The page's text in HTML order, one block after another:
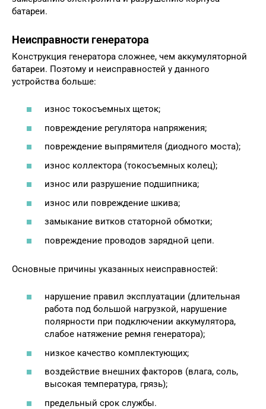
батареи.
Неисправности генератора
Конструкция генератора сложнее, чем аккумуляторной
батареи. Поэтому и неисправностей у данного
устройства больше:
износ токосъемных щеток;
повреждение регулятора напряжения;
повреждение выпрямителя (диодного моста);
износ коллектора (токосъемных колец);
износ или разрушение подшипника;
износ или повреждение шкива;
замыкание витков статорной обмотки;
повреждение проводов зарядной цепи.
Основные причины указанных неисправностей:
нарушение правил эксплуатации (длительная
работа под большой нагрузкой, нарушение
полярности при подключении аккумулятора,
слабое натяжение ремня генератора);
низкое качество комплектующих;
воздействие внешних факторов (влага, соль,
высокая температура, грязь);
предельный срок службы.